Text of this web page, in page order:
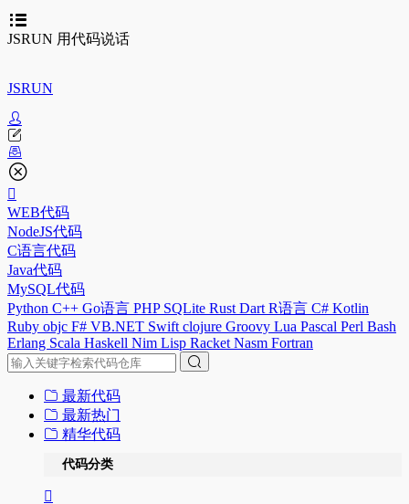
JSRUN 用代码说话
JSRUN
WEB代码
NodeJS代码
C语言代码
Java代码
MySQL代码
Python C++ Go语言 PHP SQLite Rust Dart R语言 C# Kotlin
Ruby objc F# VB.NET Swift clojure Groovy Lua Pascal Perl Bash
Erlang Scala Haskell Nim Lisp Racket Nasm Fortran
最新代码
最新热门
精华代码
代码分类